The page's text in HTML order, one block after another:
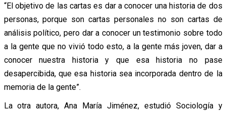
“El objetivo de las cartas es dar a conocer una historia de dos
personas, porque son cartas personales no son cartas de
análisis político, pero dar a conocer un testimonio sobre todo
a la gente que no vivió todo esto, a la gente más joven, dar a
conocer nuestra historia y que esa historia no pase
desapercibida, que esa historia sea incorporada dentro de la
memoria de la gente”.
La otra autora, Ana María Jiménez, estudió Sociología y